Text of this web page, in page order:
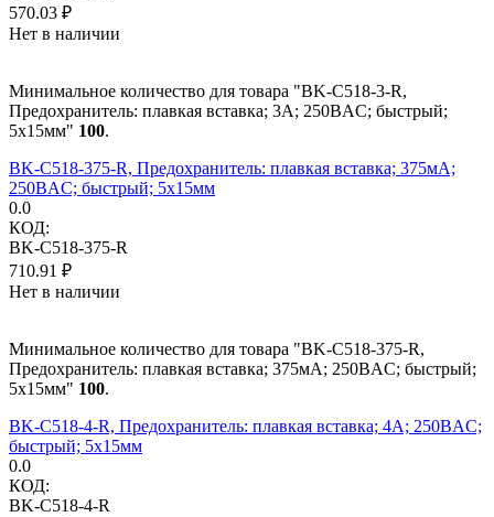
570.03 ₽
Нет в наличии
Минимальное количество для товара "BK-C518-3-R,
Предохранитель: плавкая вставка; 3А; 250ВAC; быстрый;
5x15мм" 100.
BK-C518-375-R, Предохранитель: плавкая вставка; 375мА;
250ВAC; быстрый; 5x15мм
0.0
КОД:
BK-C518-375-R
710.91 ₽
Нет в наличии
Минимальное количество для товара "BK-C518-375-R,
Предохранитель: плавкая вставка; 375мА; 250ВAC; быстрый;
5x15мм" 100.
BK-C518-4-R, Предохранитель: плавкая вставка; 4А; 250ВAC;
быстрый; 5x15мм
0.0
КОД:
BK-C518-4-R